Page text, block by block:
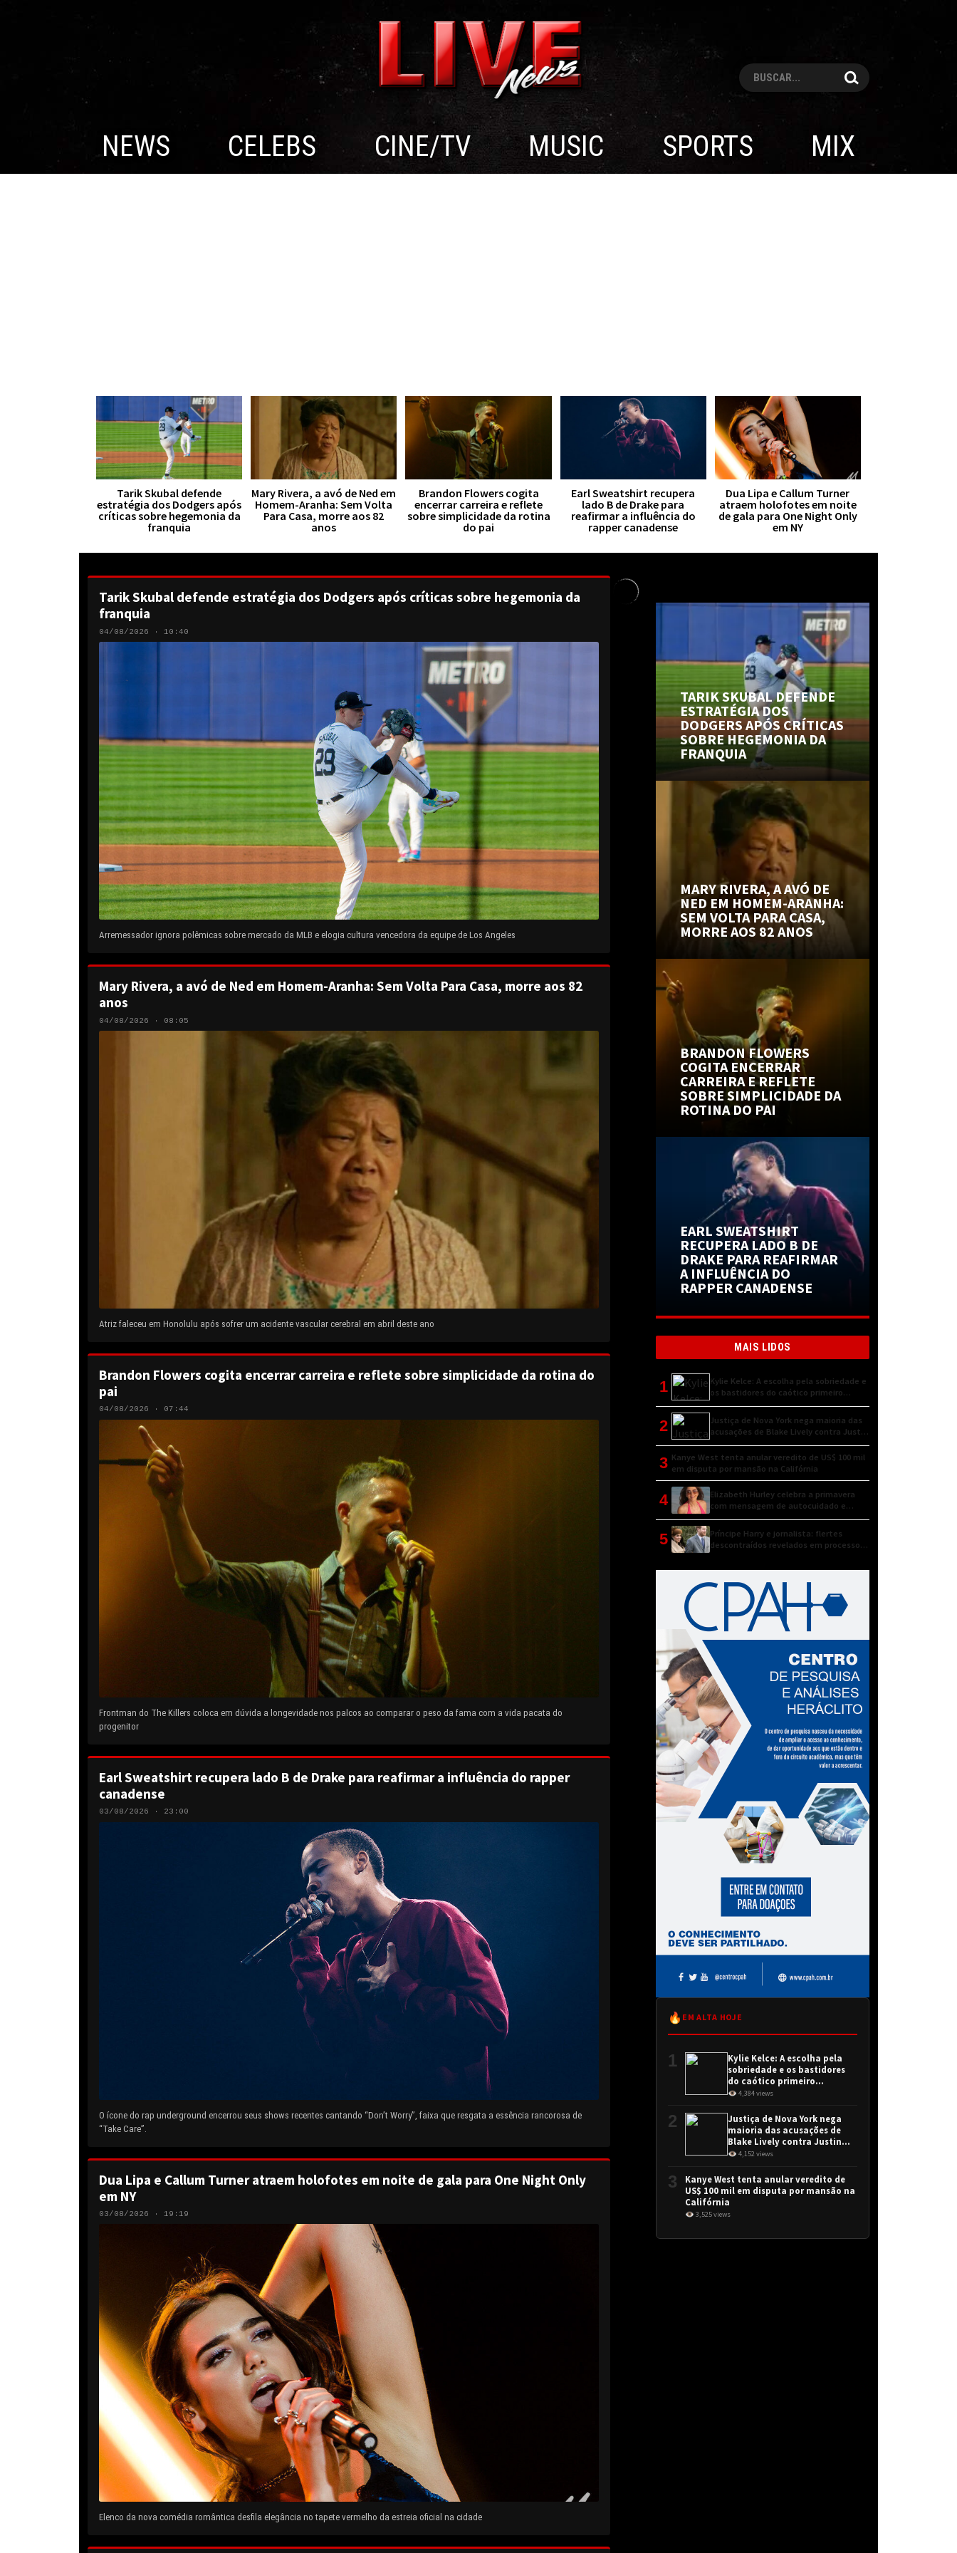
Pesquisar
NEWS CELEBS CINE/TV MUSIC SPORTS MIX
Tarik Skubal defende
estratégia dos Dodgers após
críticas sobre hegemonia da
franquia
Mary Rivera, a avó de Ned em
Homem-Aranha: Sem Volta
Para Casa, morre aos 82
anos
Brandon Flowers cogita
encerrar carreira e reflete
sobre simplicidade da rotina
do pai
Earl Sweatshirt recupera
lado B de Drake para
reafirmar a influência do
rapper canadense
Dua Lipa e Callum Turner
atraem holofotes em noite
de gala para One Night Only
em NY
Tarik Skubal defende estratégia dos Dodgers após críticas sobre hegemonia da
franquia
04/08/2026 · 10:40
Arremessador ignora polêmicas sobre mercado da MLB e elogia cultura vencedora da equipe de Los Angeles
Mary Rivera, a avó de Ned em Homem-Aranha: Sem Volta Para Casa, morre aos 82
anos
04/08/2026 · 08:05
Atriz faleceu em Honolulu após sofrer um acidente vascular cerebral em abril deste ano
Brandon Flowers cogita encerrar carreira e reflete sobre simplicidade da rotina do
pai
04/08/2026 · 07:44
Frontman do The Killers coloca em dúvida a longevidade nos palcos ao comparar o peso da fama com a vida pacata do
progenitor
Earl Sweatshirt recupera lado B de Drake para reafirmar a influência do rapper
canadense
03/08/2026 · 23:00
O ícone do rap underground encerrou seus shows recentes cantando “Don’t Worry”, faixa que resgata a essência rancorosa de
“Take Care”.
Dua Lipa e Callum Turner atraem holofotes em noite de gala para One Night Only
em NY
03/08/2026 · 19:19
Elenco da nova comédia romântica desfila elegância no tapete vermelho da estreia oficial na cidade
TARIK SKUBAL DEFENDE
ESTRATÉGIA DOS
DODGERS APÓS CRÍTICAS
SOBRE HEGEMONIA DA
FRANQUIA
MARY RIVERA, A AVÓ DE
NED EM HOMEM-ARANHA:
SEM VOLTA PARA CASA,
MORRE AOS 82 ANOS
BRANDON FLOWERS
COGITA ENCERRAR
CARREIRA E REFLETE
SOBRE SIMPLICIDADE DA
ROTINA DO PAI
EARL SWEATSHIRT
RECUPERA LADO B DE
DRAKE PARA REAFIRMAR
A INFLUÊNCIA DO
RAPPER CANADENSE
MAIS LIDOS
1
Kylie Kelce: A escolha pela sobriedade e
os bastidores do caótico primeiro
encontro
2
Justiça de Nova York nega maioria das
acusações de Blake Lively contra Justin
Baldoni
3 Kanye West tenta anular veredito de US$ 100 mil
em disputa por mansão na Califórnia
4
Elizabeth Hurley celebra a primavera
com mensagem de autocuidado e
conexão natural
5
Príncipe Harry e jornalista: flertes
descontraídos revelados em processo
🔥 EM ALTA HOJE
1
Kylie Kelce: A escolha pela
sobriedade e os bastidores
do caótico primeiro
encontro
👁 4,384 views
2
Justiça de Nova York nega
maioria das acusações de
Blake Lively contra Justin
Baldoni
👁 4,152 views
3
Kanye West tenta anular veredito de
US$ 100 mil em disputa por mansão na
Califórnia
👁 3,525 views